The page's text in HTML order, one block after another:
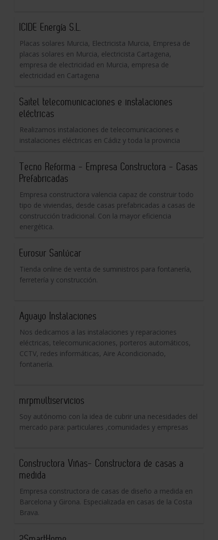
ICIDE Energía S.L.
Placas solares Murcia, Electricista Murcia, Empresa de
placas solares en Murcia, electricista Cartagena,
empresa de electricidad en Murcia, empresa de
electricidad en Cartagena
Saitel telecomunicaciones e instalaciones
eléctricas
Realizamos instalaciones de telecomunicaciones e
instalaciones eléctricas en Cádiz y toda la provincia
Tecno Reforma - Empresa Constructora - Casas
Prefabricadas
Empresa constructora valencia capaz de construir todo
tipo de viviendas, desde casas prefabricadas a casas de
construcción tradicional. Con la mayor eficiencia
energética.
Eurosur Sanlúcar
Tienda online de venta de suministros para fontanería,
ferretería y construcción.
Aguayo Instalaciones
Nos dedicamos a las instalaciones y reparaciones
eléctricas, telecomunicaciones, porteros automáticos,
CCTV, redes informáticas, Aire Acondicionado,
fontanería.
mrpmultiservicios
Soy autónomo con la idea de cubrir una necesidades del
mercado para: particulares ,comunidades y empresas
Constructora Viñas- Constructora de casas a
medida
Empresa constructora de casas de diseño a medida en
Barcelona y Girona. Especializada en casas de la Costa
Brava.